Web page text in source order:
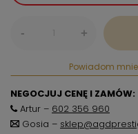
- +
Powiadom
NEGOCJUJ CENĘ I ZAMÓW:
Artur – 602 356 960
Gosia –